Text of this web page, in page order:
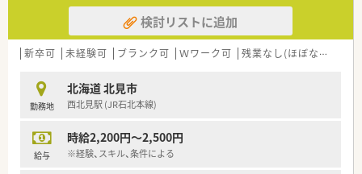
【企業紹介】
■市内に4店舗を運営する調剤薬局です。地域に密着のかかりつ
け薬剤師として活躍しませんか。
■将来的に管理薬剤師として活躍したい方にもキャリアアップ
ます。
■信頼と優しさをモットーに掲げており、地域の方々から愛され
るかかりつけ薬局を目指している法人です。
【このような方にオススメ】
■残業が少なく、ご家族との時間やご自身の時間をしっかりと大
検討リストに追加
新卒可 未経験可 ブランク可 Ｗワーク可 残業なし(ほぼなし含む)
勤務地
北海道 北見市
西北見駅 (JR石北本線)
給与
時給2,200円～2,500円
※経験、スキル、条件による